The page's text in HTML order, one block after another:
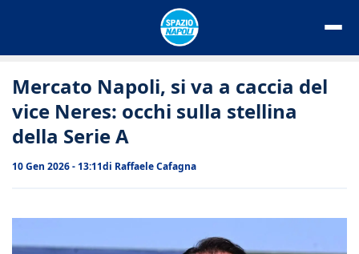
Mercato Napoli, si va a caccia del
vice Neres: occhi sulla stellina
della Serie A
10 Gen 2026 - 13:11di Raffaele Cafagna